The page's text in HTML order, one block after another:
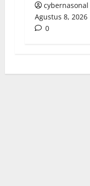
cybernasonal
Agustus 8, 2026
0